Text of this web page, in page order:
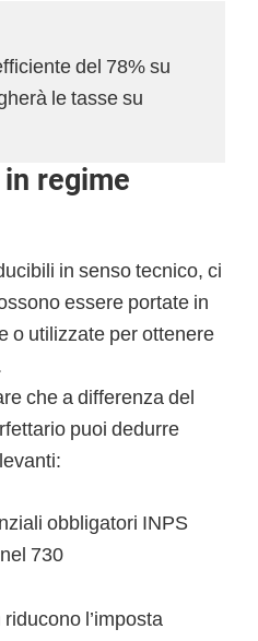
del 78% su
le tasse su
regime
in senso tecnico, ci
essere portate in
o utilizzate per ottenere
che a differenza del
puoi dedurre
obbligatori INPS
730
l’imposta